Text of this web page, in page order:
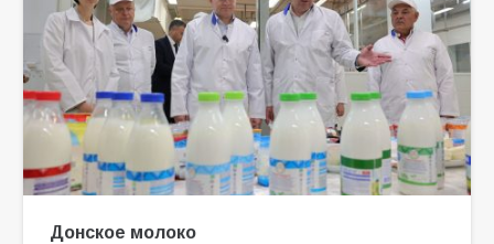
Донское молоко